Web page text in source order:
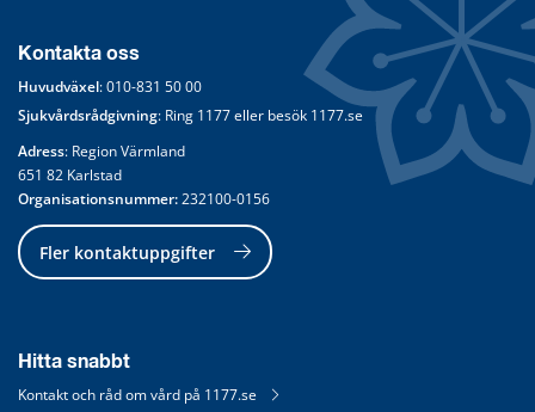
Kontakta oss
Huvudväxel: 010-831 50 00
Sjukvårdsrådgivning: Ring 1177 eller besök 1177.se
Adress: Region Värmland
651 82 Karlstad
Organisationsnummer: 232100-0156
Fler kontaktuppgifter
Hitta snabbt
Kontakt och råd om vård på 1177.se